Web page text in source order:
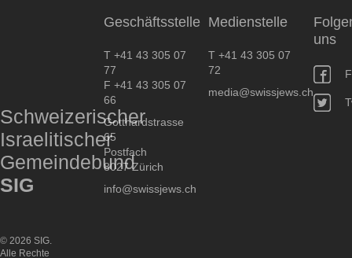
Schweizerischer
Israelitischer
Gemeindebund
SIG
Geschäftsstelle
T +41 43 305 07
77
F +41 43 305 07
66
Gotthardstrasse
65
Postfach
8027 Zürich
info@swissjews.ch
Medienstelle
T +41 43 305 07
72
media@swissjews.ch
uns
© 2026 SIG.
Alle Rechte